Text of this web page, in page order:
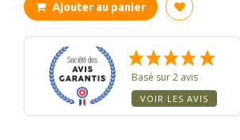
Ajouter au panier
Basé sur 2 avis
VOIR LES AVIS